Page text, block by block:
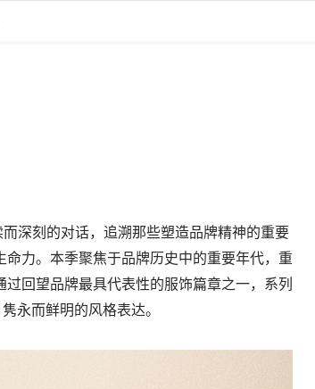
深刻的对话，追溯那些塑造品牌精神的重要
力。本季聚焦于品牌历史中的重要年代，重
回望品牌最具代表性的服饰篇章之一，系列
永而鲜明的风格表达。